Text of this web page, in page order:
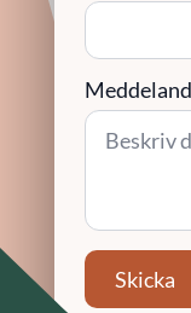
Skicka